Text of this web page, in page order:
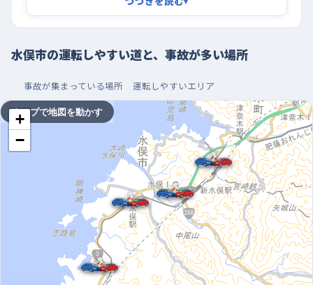
号がないところで人や車が出入りする。南西側に協立クリニック
の通所リハビリや在宅総合ケアセンターがあって、送迎の車や歩
いて渡る人の動きが絶えないから、駅前に入ったら「止まる準備
へ下る直線の脇に工場や事業所が並んでいて、トラックがゆっく
り出入りしてくるので、下り坂で車間を詰めないように意識しよ
う。
昼前の混む時間を外して、大型店の駐車場で据え置き
一日のなかでは昼前の時間帯にいちばん車と人の動きが増える
ので、一人で練習するなら、その山を避けて朝の早めか、昼をだ
いぶ回ってからのほうが落ち着いて走れる。曜日でいうと日曜と
月曜は用事の車が多くなりがちだから、慣れるまでは平日の後
半を選ぶと気が楽だと思う。駐車の練習は、区画がまとまってい
水俣市の運転しやすい道と、事故が多い場所
事故が集まっている場所 運転しやすいエリア
+
−
タップで地図を動かす